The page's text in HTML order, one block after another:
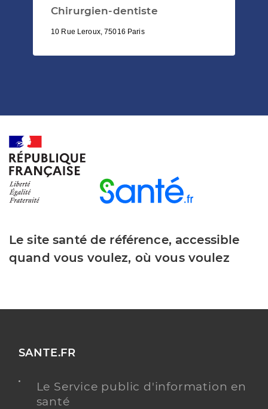
Chirurgien-dentiste
10 Rue Leroux, 75016 Paris
Le site santé de référence, accessible
quand vous voulez, où vous voulez
SANTE.FR
Le Service public d'information en
santé